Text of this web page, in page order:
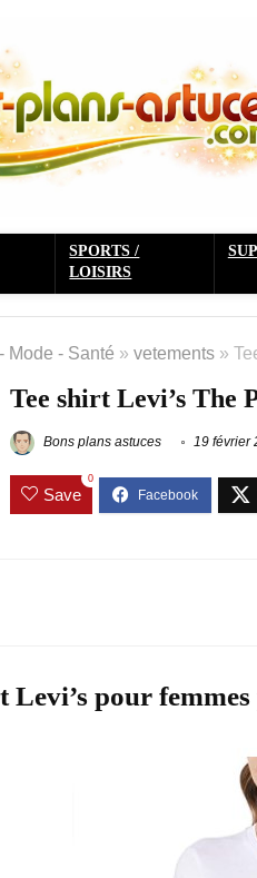
SPORTS /
LOISIRS
Mode - Santé » vetements »
Tee shirt Levi’s The
Bons plans astuces 19 février
Save
0
Levi’s pour